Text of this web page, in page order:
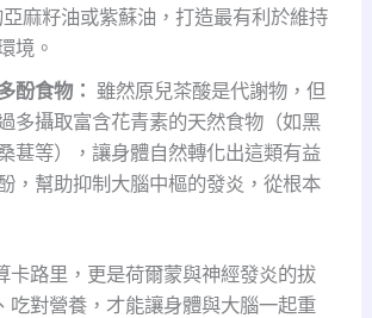
麻籽油或紫蘇油，打造最有利於維持
境。
酚食物：
雖然原兒茶酸是代謝物，但
多攝取富含花青素的天然食物（如黑
葚等），讓身體自然轉化出這類有益
，幫助抑制大腦中樞的發炎，從根本
卡路里，更是荷爾蒙與神經發炎的拔
吃對營養，才能讓身體與大腦一起重